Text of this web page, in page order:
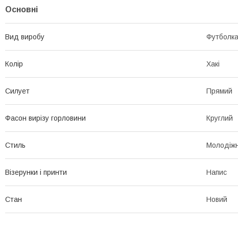
Основні
Вид виробу Футболка
Колір Хакі
Силует Прямий
Фасон вирізу горловини Круглий
Стиль
Візерунки і принти Напис
Стан Новий